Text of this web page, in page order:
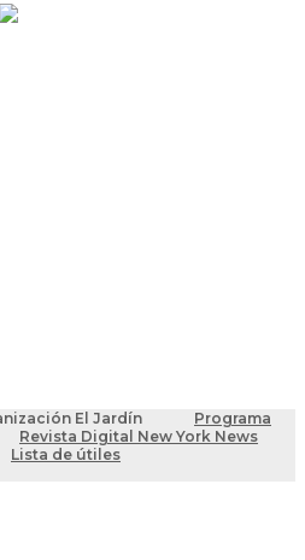
El Jardín
Programa
Revista Digital New York News
Lista de útiles